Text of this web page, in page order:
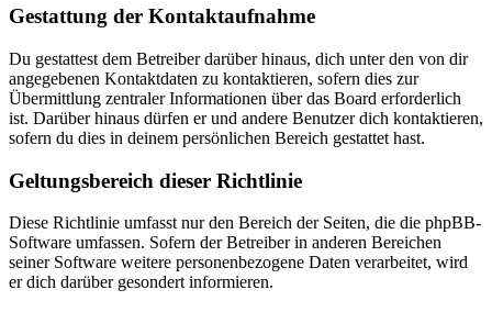
Gestattung der Kontaktaufnahme
Du gestattest dem Betreiber darüber hinaus, dich unter den von dir
angegebenen Kontaktdaten zu kontaktieren, sofern dies zur
Übermittlung zentraler Informationen über das Board erforderlich
ist. Darüber hinaus dürfen er und andere Benutzer dich kontaktieren,
sofern du dies in deinem persönlichen Bereich gestattet hast.
Geltungsbereich dieser Richtlinie
Diese Richtlinie umfasst nur den Bereich der Seiten, die die phpBB-
Software umfassen. Sofern der Betreiber in anderen Bereichen
seiner Software weitere personenbezogene Daten verarbeitet, wird
er dich darüber gesondert informieren.